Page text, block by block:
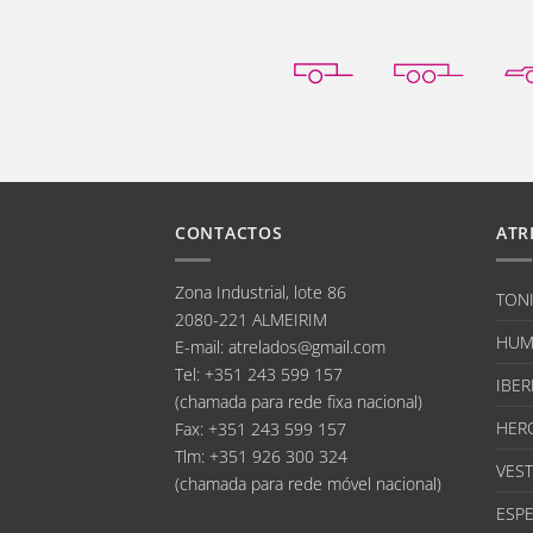
CONTACTOS
Zona Industrial, lote 86
2080-221 ALMEIRIM
E-mail: atrelados@gmail.com
Tel: +351 243 599 157
(chamada para rede fixa nacional)
Fax: +351 243 599 157
Tlm: +351 926 300 324
(chamada para rede móvel nacional)